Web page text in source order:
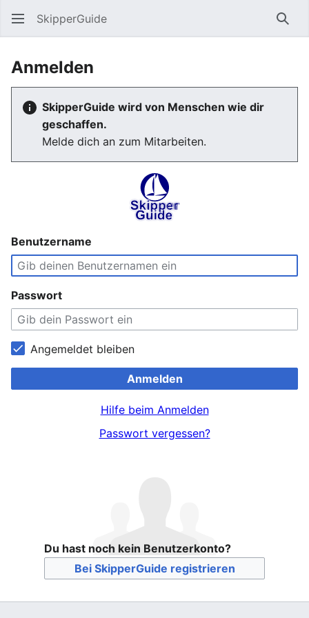
SkipperGuide
Anmelden
SkipperGuide wird von Menschen wie dir
geschaffen.
Melde dich an zum Mitarbeiten.
Benutzername
Passwort
Angemeldet bleiben
Anmelden
Hilfe beim Anmelden
Passwort vergessen?
Du hast noch kein Benutzerkonto?
Bei SkipperGuide registrieren